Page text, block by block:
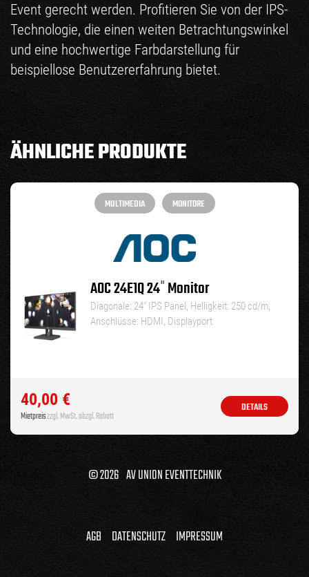
Event gerecht werden. Profitieren Sie von der IPS-
Technologie, die einen weiten Betrachtungswinkel
und eine hochwertige Farbdarstellung für
beispiellose Benutzererfahrung bietet.
ÄHNLICHE PRODUKTE
MULTIMEDIA MONITORE
AOC 24E1Q 24″ Monitor
Diagonale: 24″ IPS Panel, Helligkeit: 250 cd/m,
Anschlüsse: HDMI, Displayport
40,00 €
Mietpreiszzgl. MwSt. abzgl. Rabatt
DETAILS
© 2026 AV UNION EVENTTECHNIK
AGB DATENSCHUTZ IMPRESSUM